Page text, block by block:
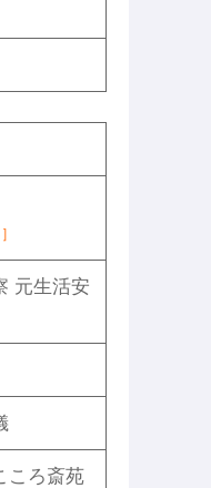
元生活安
ころ斎苑